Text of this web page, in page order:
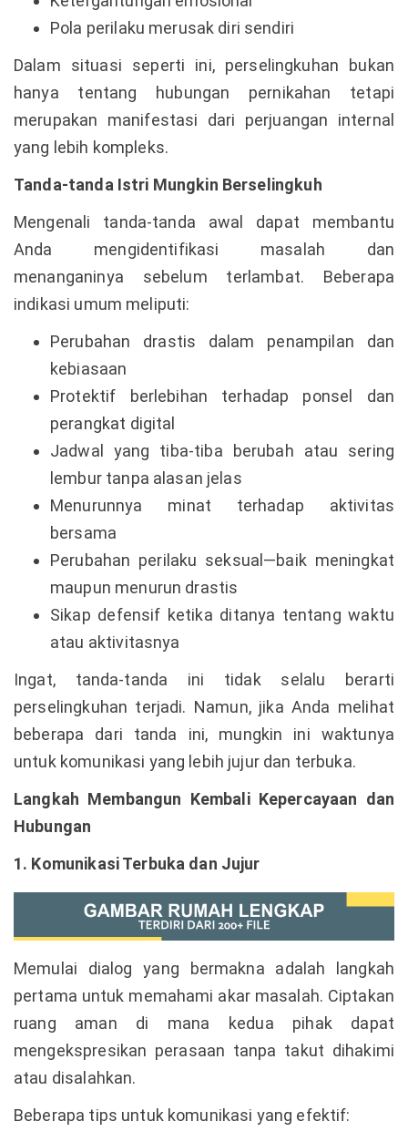
Pola perilaku merusak diri sendiri
Dalam situasi seperti ini, perselingkuhan bukan
hanya tentang hubungan pernikahan tetapi
merupakan manifestasi dari perjuangan internal
yang lebih kompleks.
Tanda-tanda Istri Mungkin Berselingkuh
Mengenali tanda-tanda awal dapat membantu
Anda mengidentifikasi masalah dan
menanganinya sebelum terlambat. Beberapa
indikasi umum meliputi:
Perubahan drastis dalam penampilan dan
kebiasaan
Protektif berlebihan terhadap ponsel dan
perangkat digital
Jadwal yang tiba-tiba berubah atau sering
lembur tanpa alasan jelas
Menurunnya minat terhadap aktivitas
bersama
Perubahan perilaku seksual—baik meningkat
maupun menurun drastis
Sikap defensif ketika ditanya tentang waktu
atau aktivitasnya
Ingat, tanda-tanda ini tidak selalu berarti
perselingkuhan terjadi. Namun, jika Anda melihat
beberapa dari tanda ini, mungkin ini waktunya
untuk komunikasi yang lebih jujur dan terbuka.
Langkah Membangun Kembali Kepercayaan dan
Hubungan
1. Komunikasi Terbuka dan Jujur
Memulai dialog yang bermakna adalah langkah
pertama untuk memahami akar masalah. Ciptakan
ruang aman di mana kedua pihak dapat
mengekspresikan perasaan tanpa takut dihakimi
atau disalahkan.
Beberapa tips untuk komunikasi yang efektif: